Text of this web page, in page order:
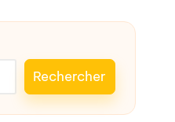
Rechercher